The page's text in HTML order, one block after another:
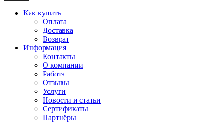
Как купить
Оплата
Доставка
Возврат
Информация
Контакты
О компании
Работа
Отзывы
Услуги
Новости и статьи
Сертификаты
Партнёры